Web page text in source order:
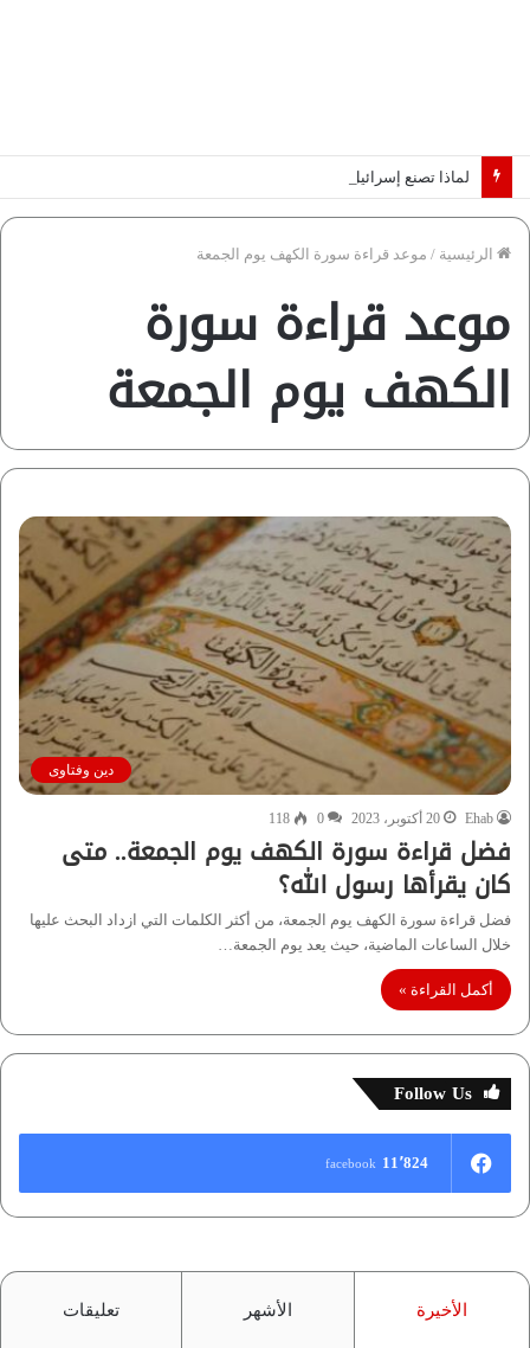
الرئيسية / موعد قراءة سورة الكهف يوم الجمعة
موعد قراءة سورة
الكهف يوم الجمعة
دين وفتاوى
Ehab 20 أكتوبر، 2023 0
118
فضل قراءة سورة الكهف يوم الجمعة.. متى
كان يقرأها رسول الله؟
فضل قراءة سورة الكهف يوم الجمعة، من أكثر الكلمات التي ازداد البحث عليها
خلال الساعات الماضية، حيث يعد يوم الجمعة…
أكمل القراءة »
Follow Us
11٬824 facebook
الأخيرة الأشهر تعليقات